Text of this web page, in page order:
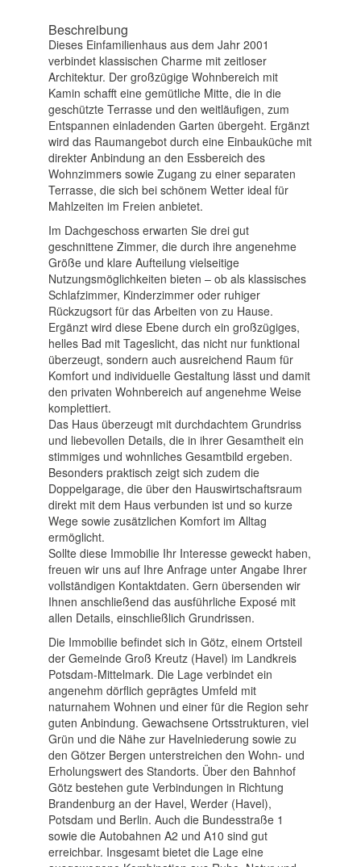
Beschreibung
Dieses Einfamilienhaus aus dem Jahr 2001
verbindet klassischen Charme mit zeitloser
Architektur. Der großzügige Wohnbereich mit
Kamin schafft eine gemütliche Mitte, die in die
geschützte Terrasse und den weitläufigen, zum
Entspannen einladenden Garten übergeht. Ergänzt
wird das Raumangebot durch eine Einbauküche mit
direkter Anbindung an den Essbereich des
Wohnzimmers sowie Zugang zu einer separaten
Terrasse, die sich bei schönem Wetter ideal für
Mahlzeiten im Freien anbietet.
Im Dachgeschoss erwarten Sie drei gut
geschnittene Zimmer, die durch ihre angenehme
Größe und klare Aufteilung vielseitige
Nutzungsmöglichkeiten bieten – ob als klassisches
Schlafzimmer, Kinderzimmer oder ruhiger
Rückzugsort für das Arbeiten von zu Hause.
Ergänzt wird diese Ebene durch ein großzügiges,
helles Bad mit Tageslicht, das nicht nur funktional
überzeugt, sondern auch ausreichend Raum für
Komfort und individuelle Gestaltung lässt und damit
den privaten Wohnbereich auf angenehme Weise
komplettiert.
Das Haus überzeugt mit durchdachtem Grundriss
und liebevollen Details, die in ihrer Gesamtheit ein
stimmiges und wohnliches Gesamtbild ergeben.
Besonders praktisch zeigt sich zudem die
Doppelgarage, die über den Hauswirtschaftsraum
direkt mit dem Haus verbunden ist und so kurze
Wege sowie zusätzlichen Komfort im Alltag
ermöglicht.
Sollte diese Immobilie Ihr Interesse geweckt haben,
freuen wir uns auf Ihre Anfrage unter Angabe Ihrer
vollständigen Kontaktdaten. Gern übersenden wir
Ihnen anschließend das ausführliche Exposé mit
allen Details, einschließlich Grundrissen.
Die Immobilie befindet sich in Götz, einem Ortsteil
der Gemeinde Groß Kreutz (Havel) im Landkreis
Potsdam-Mittelmark. Die Lage verbindet ein
angenehm dörflich geprägtes Umfeld mit
naturnahem Wohnen und einer für die Region sehr
guten Anbindung. Gewachsene Ortsstrukturen, viel
Grün und die Nähe zur Havelniederung sowie zu
den Götzer Bergen unterstreichen den Wohn- und
Erholungswert des Standorts. Über den Bahnhof
Götz bestehen gute Verbindungen in Richtung
Brandenburg an der Havel, Werder (Havel),
Potsdam und Berlin. Auch die Bundesstraße 1
sowie die Autobahnen A2 und A10 sind gut
erreichbar. Insgesamt bietet die Lage eine